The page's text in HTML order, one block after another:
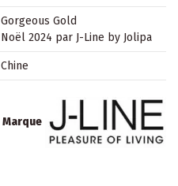
Gorgeous Gold
Noël 2024 par J-Line by Jolipa
Chine
Marque